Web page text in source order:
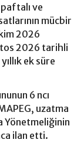
ve
mücbir
2026
2026 tarihli
ek süre
6 ncı
uzatma
Yönetmeliğinin
ilan etti.